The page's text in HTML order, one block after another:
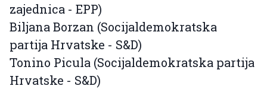
zajednica - EPP)
Biljana Borzan (Socijaldemokratska
partija Hrvatske - S&D)
Tonino Picula (Socijaldemokratska partija
Hrvatske - S&D)